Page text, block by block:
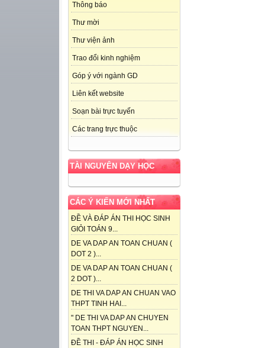
Thông báo
Thư mời
Thư viện ảnh
Trao đổi kinh nghiệm
Góp ý với ngành GD
Liên kết website
Soạn bài trực tuyến
Các trang trực thuộc
TÀI NGUYÊN DẠY HỌC
CÁC Ý KIẾN MỚI NHẤT
ĐỀ VÀ ĐÁP ÁN THI HỌC SINH
GIỎI TOÁN 9...
DE VA DAP AN TOAN CHUAN (
DOT 2 )...
DE VA DAP AN TOAN CHUAN (
2 DOT )...
DE THI VA DAP AN CHUAN VAO
THPT TINH HAI...
" DE THI VA DAP AN CHUYEN
TOAN THPT NGUYEN...
ĐỀ THI - ĐÁP ÁN HỌC SINH